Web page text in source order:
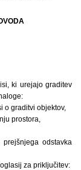
ki urejajo graditev
o graditvi objektov,
prostora,
odstavka
za priključitev: